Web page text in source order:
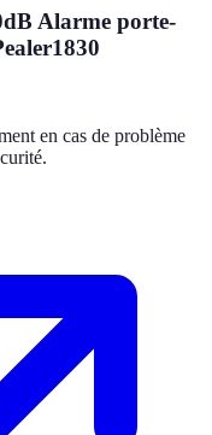
Alarme porte-
en cas de problème